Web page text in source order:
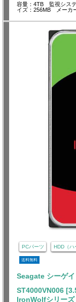
容量：4TB 監視シス
イズ：256MB メーカ
PCパーツ HDD（ハ
送料無料
Seagate シーゲイ
ST4000VN006
IronWolfシリーズ